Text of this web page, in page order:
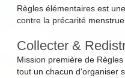
Règles élémentaires est
contre la précarité
Collecter &
Mission première de
tout un chacun d'organiser